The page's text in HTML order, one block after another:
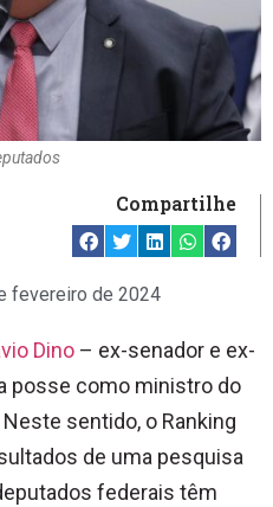
Compartilhe
fevereiro de 2024
Dino – ex-senador e ex-
posse como ministro do
sentido, o Ranking
de uma pesquisa
federais têm